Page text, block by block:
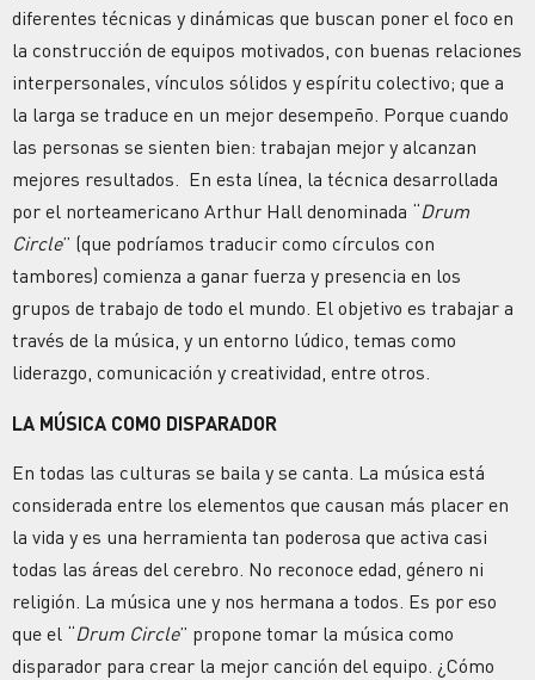
diferentes técnicas y dinámicas que buscan poner el foco en
la construcción de equipos motivados, con buenas relaciones
interpersonales, vínculos sólidos y espíritu colectivo; que a
la larga se traduce en un mejor desempeño. Porque cuando
las personas se sienten bien: trabajan mejor y alcanzan
mejores resultados. En esta línea, la técnica desarrollada
por el norteamericano Arthur Hall denominada “Drum
Circle” (que podríamos traducir como círculos con
tambores) comienza a ganar fuerza y presencia en los
grupos de trabajo de todo el mundo. El objetivo es trabajar a
través de la música, y un entorno lúdico, temas como
liderazgo, comunicación y creatividad, entre otros.
LA MÚSICA COMO DISPARADOR
En todas las culturas se baila y se canta. La música está
considerada entre los elementos que causan más placer en
la vida y es una herramienta tan poderosa que activa casi
todas las áreas del cerebro. No reconoce edad, género ni
religión. La música une y nos hermana a todos. Es por eso
que el “Drum Circle” propone tomar la música como
disparador para crear la mejor canción del equipo. ¿Cómo